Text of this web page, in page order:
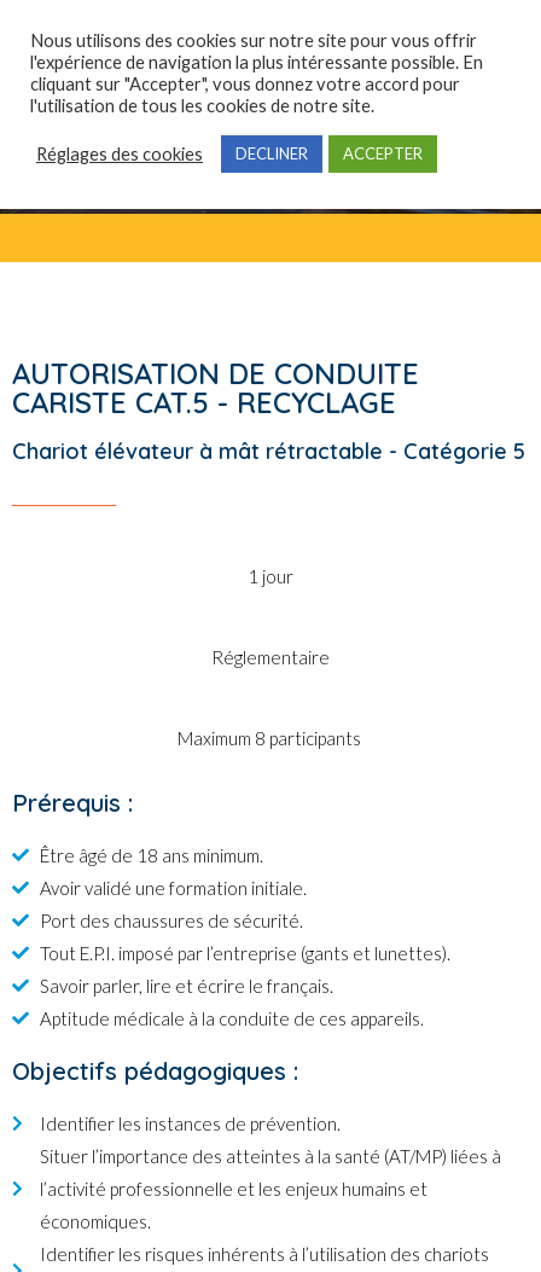
AUTORISATION DE CONDUITE
CARISTE CAT.5 - RECYCLAGE
Chariot élévateur à mât rétractable - Catégorie 5
1 jour
Réglementaire
Maximum 8 participants
Prérequis :
Être âgé de 18 ans minimum.
Avoir validé une formation initiale.
Port des chaussures de sécurité.
Tout E.P.I. imposé par l’entreprise (gants et lunettes).
Savoir parler, lire et écrire le français.
Aptitude médicale à la conduite de ces appareils.
Objectifs pédagogiques :
Identifier les instances de prévention.
Situer l’importance des atteintes à la santé (AT/MP) liées à
l’activité professionnelle et les enjeux humains et
économiques.
Identifier les risques inhérents à l’utilisation des chariots
Nous utilisons des cookies sur notre site pour vous offrir
l'expérience de navigation la plus intéressante possible. En
cliquant sur "Accepter", vous donnez votre accord pour
l'utilisation de tous les cookies de notre site.
Réglages des cookies DECLINER ACCEPTER